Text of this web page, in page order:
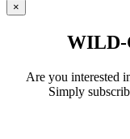
×
WILD-
Are you interested
Simply